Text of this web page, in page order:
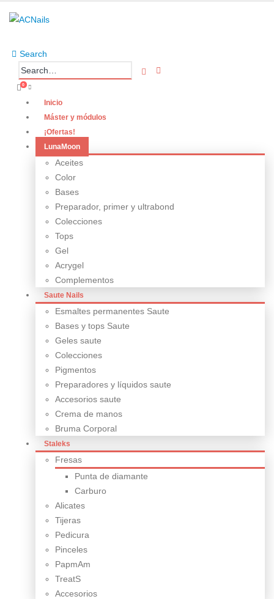
Search
0
Inicio
Máster y módulos
¡Ofertas!
LunaMoon
Aceites
Color
Bases
Preparador, primer y ultrabond
Colecciones
Tops
Gel
Acrygel
Complementos
Saute Nails
Esmaltes permanentes Saute
Bases y tops Saute
Geles saute
Colecciones
Pigmentos
Preparadores y líquidos saute
Accesorios saute
Crema de manos
Bruma Corporal
Staleks
Fresas
Punta de diamante
Carburo
Alicates
Tijeras
Pedicura
Pinceles
PapmAm
TreatS
Accesorios